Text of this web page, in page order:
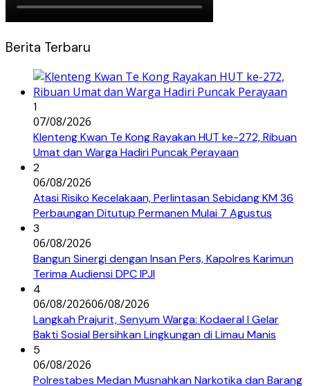
Berita Terbaru
1
07/08/2026
Klenteng Kwan Te Kong Rayakan HUT ke-272, Ribuan
Umat dan Warga Hadiri Puncak Perayaan
2
06/08/2026
Atasi Risiko Kecelakaan, Perlintasan Sebidang KM 36
Perbaungan Ditutup Permanen Mulai 7 Agustus
3
06/08/2026
Bangun Sinergi dengan Insan Pers, Kapolres Karimun
Terima Audiensi DPC IPJI
4
06/08/202606/08/2026
Langkah Prajurit, Senyum Warga: Kodaeral I Gelar
Bakti Sosial Bersihkan Lingkungan di Limau Manis
5
06/08/2026
Polrestabes Medan Musnahkan Narkotika dan Barang